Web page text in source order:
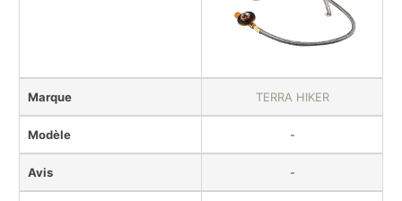
Marque TERRA HIKER
Modèle -
Avis -